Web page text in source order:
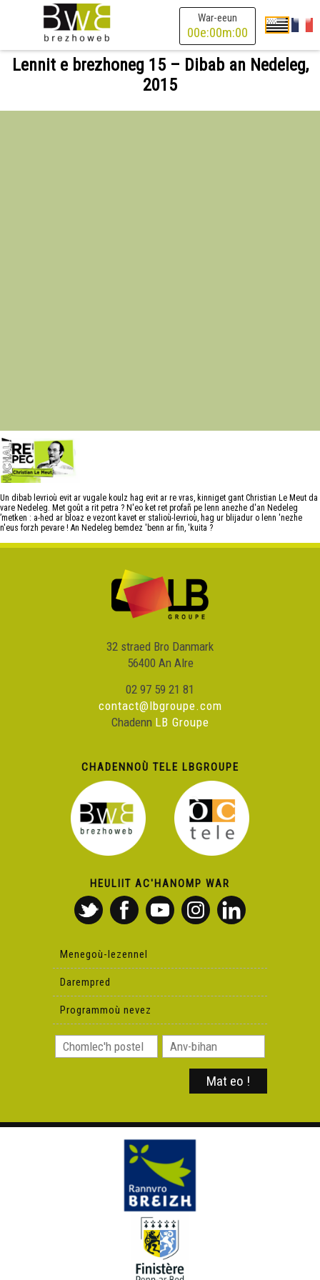
War-eeun
00e:00m:00
Lennit e brezhoneg 15 – Dibab an Nedeleg,
2015
Un dibab levrioù evit ar vugale koulz hag evit ar re vras, kinniget gant Christian Le Meut da
vare Nedeleg. Met goût a rit petra ? N'eo ket ret profañ pe lenn anezhe d'an Nedeleg
’metken : a-hed ar bloaz e vezont kavet er stalioù-levrioù, hag ur blijadur o lenn 'nezhe
n'eus forzh pevare ! An Nedeleg bemdez 'benn ar fin, 'kuita ?
32 straed Bro Danmark
56400 An Alre
02 97 59 21 81
contact@lbgroupe.com
Chadenn LB Groupe
CHADENNOÙ TELE LBGROUPE
HEULIIT AC'HANOMP WAR
Menegoù-lezennel
Darempred
Programmoù nevez